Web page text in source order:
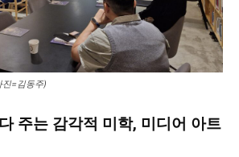
진=김동주)
주는 감각적 미학, 미디어 아트